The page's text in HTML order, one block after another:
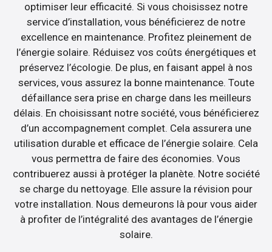
optimiser leur efficacité. Si vous choisissez notre
service d’installation, vous bénéficierez de notre
excellence en maintenance. Profitez pleinement de
l’énergie solaire. Réduisez vos coûts énergétiques et
préservez l’écologie. De plus, en faisant appel à nos
services, vous assurez la bonne maintenance. Toute
défaillance sera prise en charge dans les meilleurs
délais. En choisissant notre société, vous bénéficierez
d’un accompagnement complet. Cela assurera une
utilisation durable et efficace de l’énergie solaire. Cela
vous permettra de faire des économies. Vous
contribuerez aussi à protéger la planète. Notre société
se charge du nettoyage. Elle assure la révision pour
votre installation. Nous demeurons là pour vous aider
à profiter de l’intégralité des avantages de l’énergie
solaire.